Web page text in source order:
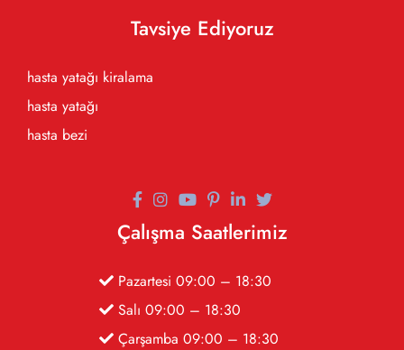
Tavsiye Ediyoruz
hasta yatağı kiralama
hasta yatağı
hasta bezi
Çalışma Saatlerimiz
Pazartesi 09:00 – 18:30
Salı 09:00 – 18:30
Çarşamba 09:00 – 18:30